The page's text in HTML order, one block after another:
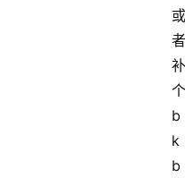
或
者
补
个
b
k
b